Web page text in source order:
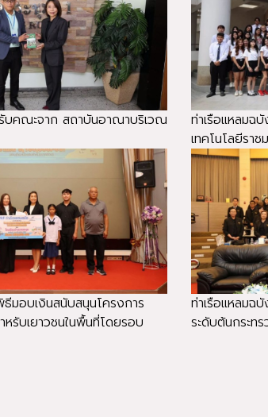
บคณะจาก สถาบันอาณาบริเวณ
ท่าเรือแหลมฉ
เทคโนโลยีรา
มอบเงินสนับสนุนโครงการ
บเยาวชนในพื้นที่โดยรอบ
ท่าเรือแหลมฉ
ระดับต้นกระท